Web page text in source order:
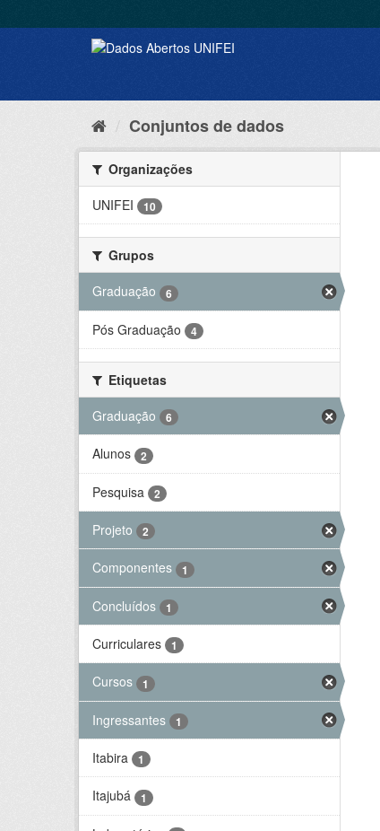
Conjuntos de dados
Organizações
UNIFEI
10
Grupos
Graduação
6
Pós Graduação 4
Etiquetas
Graduação
6
Alunos 2
Pesquisa 2
Projeto 2
Componentes 1
Concluídos 1
Curriculares 1
Cursos 1
Ingressantes 1
Itabira 1
Itajubá 1